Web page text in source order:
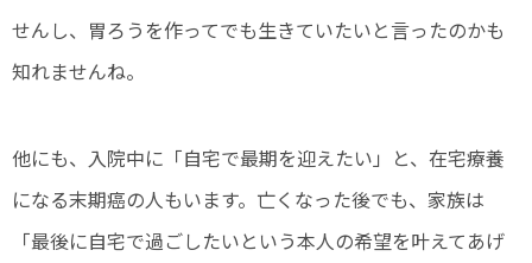
せんし、胃ろうを作ってでも生きていたいと言ったのかも
知れませんね。
他にも、入院中に「自宅で最期を迎えたい」と、在宅療養
になる末期癌の人もいます。亡くなった後でも、家族は
「最後に自宅で過ごしたいという本人の希望を叶えてあげ